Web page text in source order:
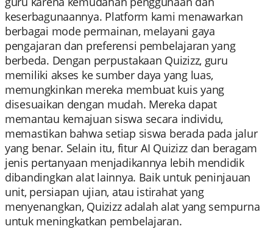
keserbagunaannya. Platform kami menawarkan
berbagai mode permainan, melayani gaya
pengajaran dan preferensi pembelajaran yang
berbeda. Dengan perpustakaan Quizizz, guru
memiliki akses ke sumber daya yang luas,
memungkinkan mereka membuat kuis yang
disesuaikan dengan mudah. Mereka dapat
memantau kemajuan siswa secara individu,
memastikan bahwa setiap siswa berada pada jalur
yang benar. Selain itu, fitur AI Quizizz dan beragam
jenis pertanyaan menjadikannya lebih mendidik
dibandingkan alat lainnya. Baik untuk peninjauan
unit, persiapan ujian, atau istirahat yang
menyenangkan, Quizizz adalah alat yang sempurna
untuk meningkatkan pembelajaran.